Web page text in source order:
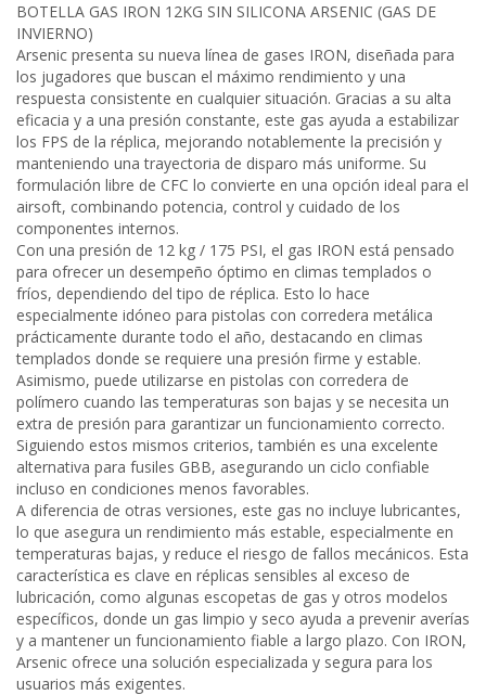
BOTELLA GAS IRON 12KG SIN SILICONA ARSENIC (GAS DE
INVIERNO)
Arsenic presenta su nueva línea de gases IRON, diseñada para
los jugadores que buscan el máximo rendimiento y una
respuesta consistente en cualquier situación. Gracias a su alta
eficacia y a una presión constante, este gas ayuda a estabilizar
los FPS de la réplica, mejorando notablemente la precisión y
manteniendo una trayectoria de disparo más uniforme. Su
formulación libre de CFC lo convierte en una opción ideal para el
airsoft, combinando potencia, control y cuidado de los
componentes internos.
Con una presión de 12 kg / 175 PSI, el gas IRON está pensado
para ofrecer un desempeño óptimo en climas templados o
fríos, dependiendo del tipo de réplica. Esto lo hace
especialmente idóneo para pistolas con corredera metálica
prácticamente durante todo el año, destacando en climas
templados donde se requiere una presión firme y estable.
Asimismo, puede utilizarse en pistolas con corredera de
polímero cuando las temperaturas son bajas y se necesita un
extra de presión para garantizar un funcionamiento correcto.
Siguiendo estos mismos criterios, también es una excelente
alternativa para fusiles GBB, asegurando un ciclo confiable
incluso en condiciones menos favorables.
A diferencia de otras versiones, este gas no incluye lubricantes,
lo que asegura un rendimiento más estable, especialmente en
temperaturas bajas, y reduce el riesgo de fallos mecánicos. Esta
característica es clave en réplicas sensibles al exceso de
lubricación, como algunas escopetas de gas y otros modelos
específicos, donde un gas limpio y seco ayuda a prevenir averías
y a mantener un funcionamiento fiable a largo plazo. Con IRON,
Arsenic ofrece una solución especializada y segura para los
usuarios más exigentes.